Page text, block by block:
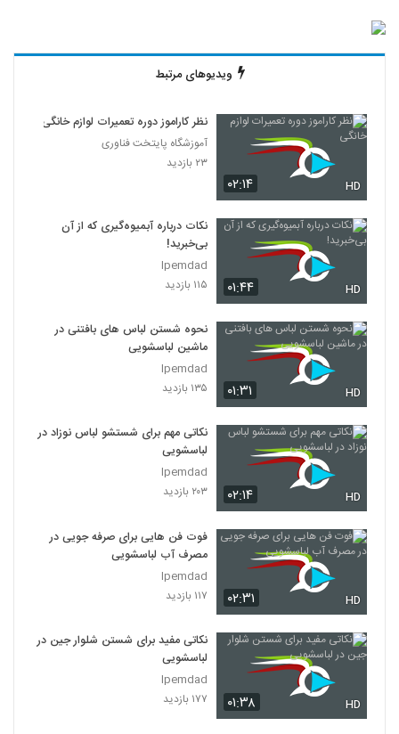
ویدیوهای مرتبط
۰۲:۱۴ HD
نظر کاراموز دوره تعمیرات لوازم خانگی
آموزشگاه پایتخت فناوری
۲۳ بازدید
۰۱:۴۴ HD
نکات درباره آبمیوه‌گیری که از آن
بی‌خبرید!
Ipemdad
۱۱۵ بازدید
۰۱:۳۱ HD
نحوه شستن لباس های بافتنی در
ماشین لباسشویی
Ipemdad
۱۳۵ بازدید
۰۲:۱۴ HD
نکاتی مهم برای شستشو لباس نوزاد در
لباسشویی
Ipemdad
۲۰۳ بازدید
۰۲:۳۱ HD
فوت فن هایی برای صرفه جویی در
مصرف آب لباسشویی
Ipemdad
۱۱۷ بازدید
۰۱:۳۸ HD
نکاتی مفید برای شستن شلوار جین در
لباسشویی
Ipemdad
۱۷۷ بازدید